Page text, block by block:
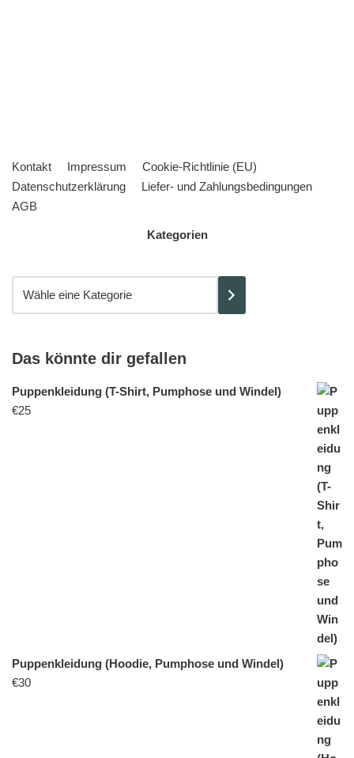
Kontakt Impressum
Cookie-Richtlinie (EU)
Datenschutzerklärung
Liefer- und Zahlungsbedingungen
AGB
Kategorien
Das könnte dir gefallen
Puppenkleidung (T-Shirt, Pumphose und Windel)
€25
Puppenkleidung (Hoodie, Pumphose und Windel)
€30